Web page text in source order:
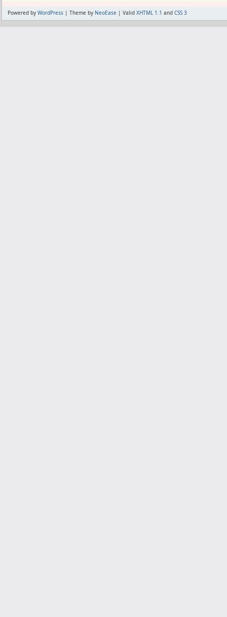
Powered by WordPress | Theme by NeoEase | Valid XHTML 1.1 and CSS 3